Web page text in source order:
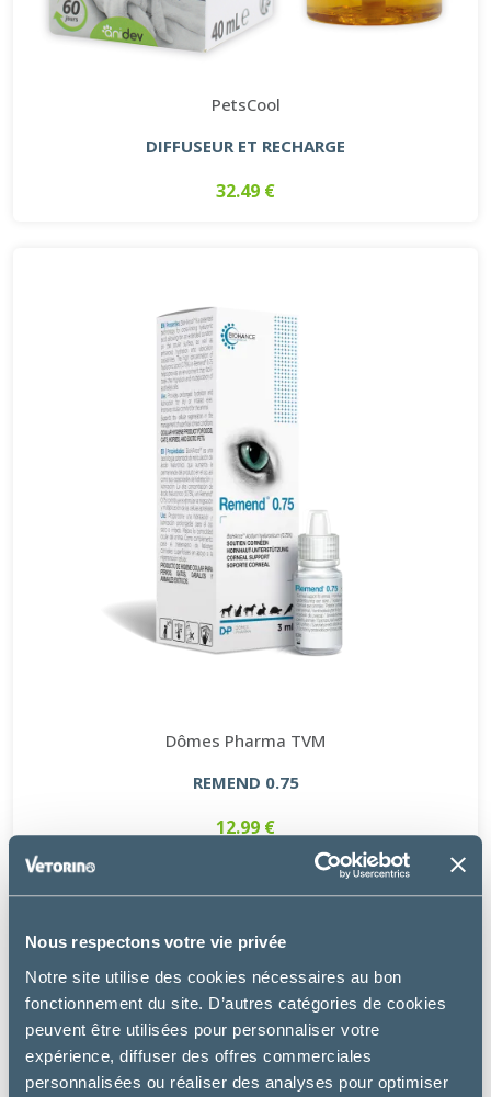
Nous respectons votre vie privée
Notre site utilise des cookies nécessaires au bon
fonctionnement du site. D’autres catégories de cookies
peuvent être utilisées pour personnaliser votre
expérience, diffuser des offres commerciales
personnalisées ou réaliser des analyses pour optimiser
PetsCool
DIFFUSEUR ET RECHARGE
32.49 €
Dômes Pharma TVM
REMEND 0.75
12.99 €